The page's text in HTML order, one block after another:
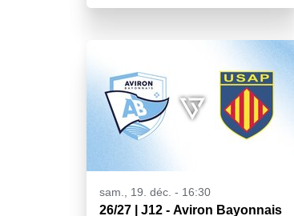
sam., 19. déc. - 16:30
26/27 | J12 - Aviron Bayonnais